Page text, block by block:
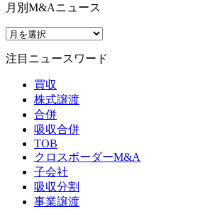
月別M&Aニュース
注目ニュースワード
買収
株式譲渡
合併
吸収合併
TOB
クロスボーダーM&A
子会社
吸収分割
事業譲渡